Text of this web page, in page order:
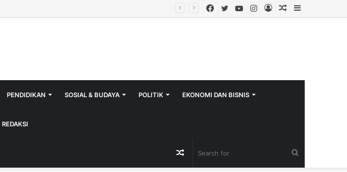
Kadisperindag: Khusus Pemilik Barcode Resmi Sidebar
Random
Log
Instagram
YouTube
Twitter
Facebook
PENDIDIKAN SOSIAL & BUDAYA POLITIK EKONOMI DAN BISNIS
REDAKSI
Random